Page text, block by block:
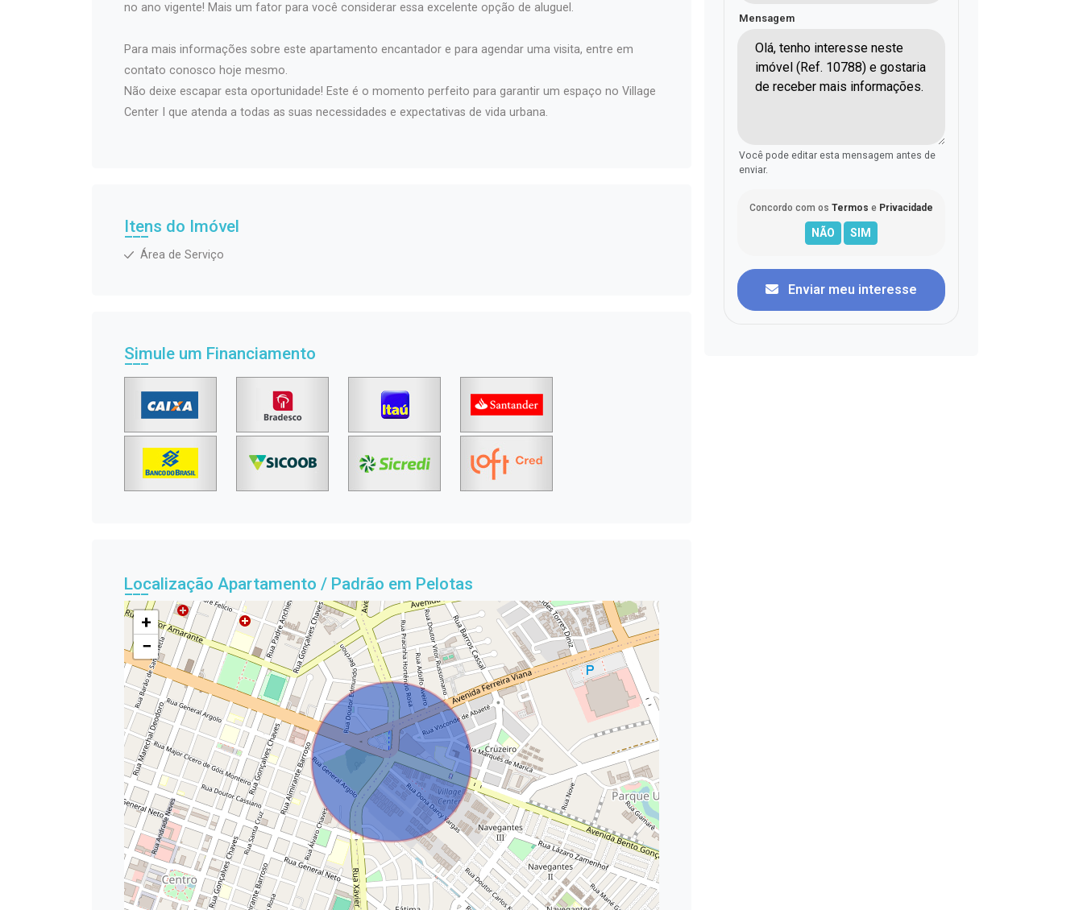
no ano vigente! Mais um fator para você considerar essa excelente opção de aluguel.
Para mais informações sobre este apartamento encantador e para agendar uma visita, entre em
contato conosco hoje mesmo.
Não deixe escapar esta oportunidade! Este é o momento perfeito para garantir um espaço no Village
Center I que atenda a todas as suas necessidades e expectativas de vida urbana.
Itens do Imóvel
Área de Serviço
Simule um Financiamento
Localização Apartamento / Padrão em Pelotas
+
−
Mensagem
Você pode editar esta mensagem antes de
enviar.
Concordo com os Termos e Privacidade
Enviar meu interesse